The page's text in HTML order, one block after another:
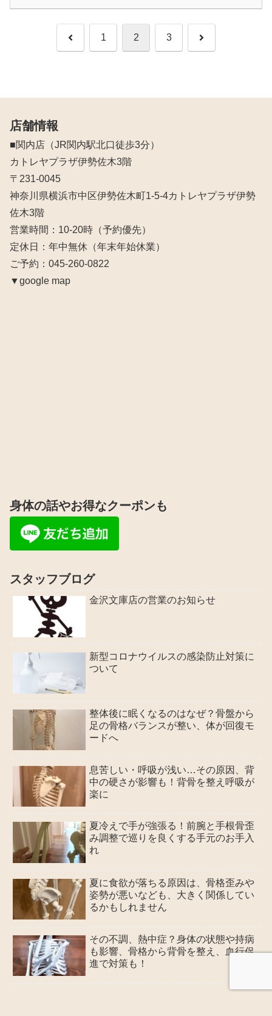
前 1 2 3 次
店舗情報
■関内店（JR関内駅北口徒歩3分）
カトレヤプラザ伊勢佐木3階
〒231-0045
神奈川県横浜市中区伊勢佐木町1-5-4カトレヤプラザ伊勢
佐木3階
営業時間：10‐20時（予約優先）
定休日：年中無休（年末年始休業）
ご予約：045-260-0822
▼google map
身体の話やお得なクーポンも
スタッフブログ
金沢文庫店の営業のお知らせ
新型コロナウイルスの感染防止対策に
ついて
整体後に眠くなるのはなぜ？骨盤から
足の骨格バランスが整い、体が回復モ
ードへ
息苦しい・呼吸が浅い…その原因、背
中の硬さが影響も！背骨を整え呼吸が
楽に
​​夏冷えで手が強張る！前腕と手根骨歪
み調整で巡りを良くする手元のお手入
れ
夏に食欲が落ちる原因は、骨格歪みや
姿勢が悪いなども、大きく関係してい
るかもしれません
その不調、熱中症？身体の状態や持病
も影響、骨格から背骨を整え、血行促
進で対策も！